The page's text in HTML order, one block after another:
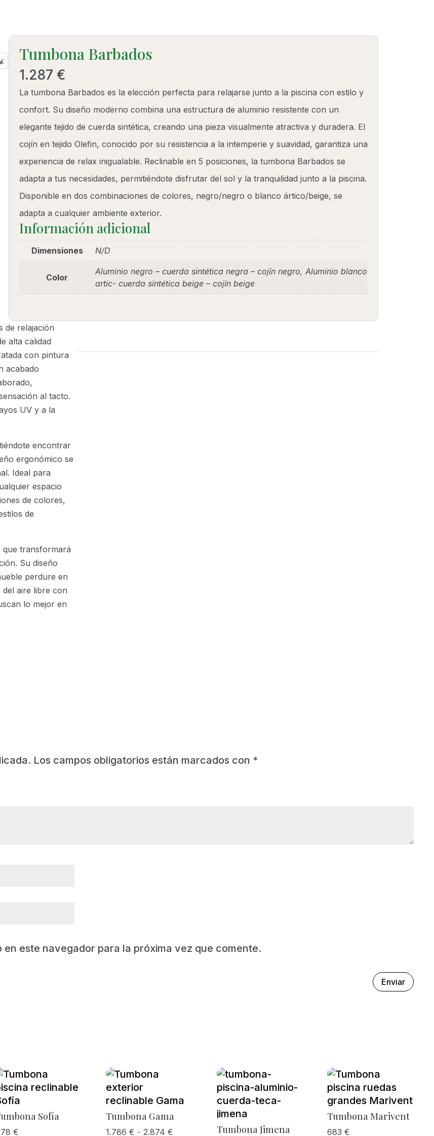
Tumbona Barbados
1.287 €
La tumbona Barbados es la elección perfecta para relajarse junto a la piscina con estilo y
confort. Su diseño moderno combina una estructura de aluminio resistente con un
elegante tejido de cuerda sintética, creando una pieza visualmente atractiva y duradera. El
cojín en tejido Olefin, conocido por su resistencia a la intemperie y suavidad, garantiza una
experiencia de relax inigualable. Reclinable en 5 posiciones, la tumbona Barbados se
adapta a tus necesidades, permitiéndote disfrutar del sol y la tranquilidad junto a la piscina.
Disponible en dos combinaciones de colores, negro/negro o blanco ártico/beige, se
adapta a cualquier ambiente exterior.
Información adicional
Dimensiones N/D
Color
Aluminio negro – cuerda sintética negra – cojín negro, Aluminio blanco
artic- cuerda sintética beige – cojín beige
de relajación
alta calidad
con pintura
acabado
al tacto.
UV y a la
encontrar
ergonómico se
Ideal para
espacio
de colores,
de
que transformará
Su diseño
perdure en
del aire libre con
lo mejor en
Los campos obligatorios están marcados con *
este navegador para la próxima vez que comente.
Enviar
Sofía
€
Tumbona Gama
1.786 € - 2.874 €Rango Tumbona Jimena
Tumbona Marivent
683€